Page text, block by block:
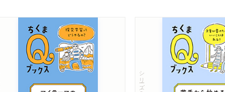
シリーズ・全集